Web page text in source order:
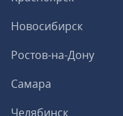
Новосибирск
Ростов-на-Дону
Самара
Челябинск